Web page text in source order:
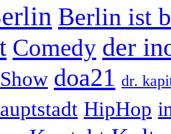
Berlin ist
Comedy der
doa21 dr.
HipHop